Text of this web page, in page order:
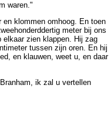
waren."
klommen omhoog. En toen
meter bij ons
zien klappen. Hij zag
tussen zijn oren. En hij
en klauwen, weet u, en daar
ik zal u vertellen